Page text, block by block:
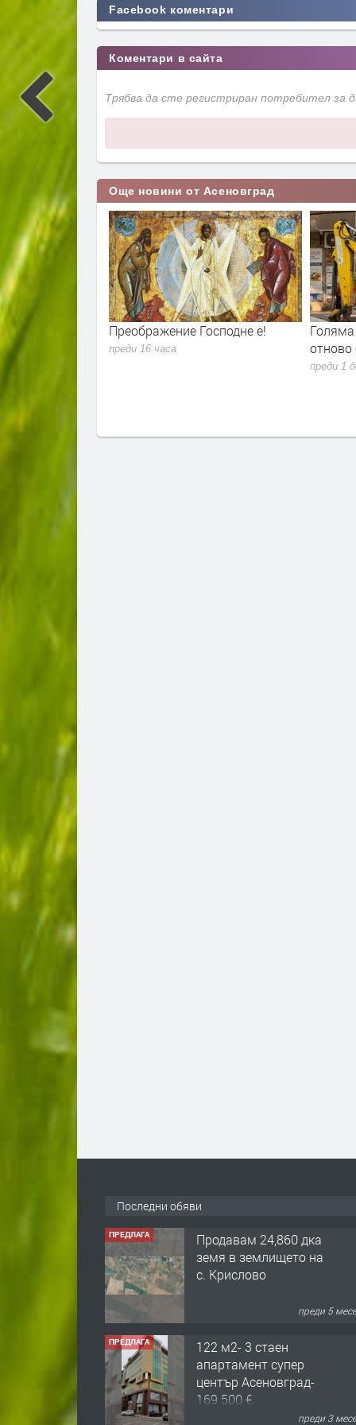
Facebook коментари
Коментари в сайта
Трябва да сте регистриран потребител
Още новини от Асеновград
Господне е!
Голяма част от Асеновград
отново без водоподаване днес
Последни обяви
земя в землището на
ПРЕДЛАГА
122 м2- 3 стаен
апартамент супер
център Асеновград-
ПРЕДЛАГА
Ретро Остъклена
врата